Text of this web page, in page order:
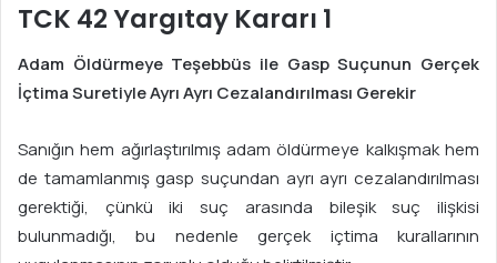
TCK 42 Yargıtay Kararı 1
Adam Öldürmeye Teşebbüs ile Gasp Suçunun Gerçek
İçtima Suretiyle Ayrı Ayrı Cezalandırılması Gerekir
Sanığın hem ağırlaştırılmış adam öldürmeye kalkışmak hem
de tamamlanmış gasp suçundan ayrı ayrı cezalandırılması
gerektiği, çünkü iki suç arasında bileşik suç ilişkisi
bulunmadığı, bu nedenle gerçek içtima kurallarının